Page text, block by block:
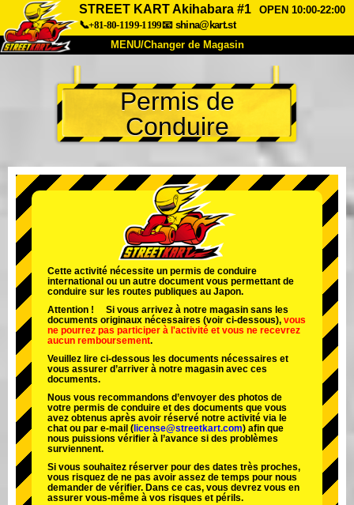
STREET KART Akihabara #1
OPEN 10:00-22:00
📞+81-80-1199-1199📧 shina@kart.st
MENU/Changer de Magasin
À Propos Caractéristiques Tarifs
Accès Avis FAQ
Changer de Magasin
Tokyo Akihabara#1
Tokyo Akihabara#2
Tokyo Shibuya Annexe Baie de Tokyo
Tokyo Asakusa
Okinawa
Permis de
Conduire
Cette activité nécessite un permis de conduire
international ou un autre document vous permettant de
conduire sur les routes publiques au Japon.
Attention ! Si vous arrivez à notre magasin sans les
documents originaux nécessaires (voir ci-dessous), vous
ne pourrez pas participer à l'activité et vous ne recevrez
aucun remboursement.
Veuillez lire ci-dessous les documents nécessaires et
vous assurer d’arriver à notre magasin avec ces
documents.
Nous vous recommandons d’envoyer des photos de
votre permis de conduire et des documents que vous
avez obtenus après avoir réservé notre activité via le
chat ou par e-mail ( license@streetkart.com) afin que
nous puissions vérifier à l’avance si des problèmes
surviennent.
Si vous souhaitez réserver pour des dates très proches,
vous risquez de ne pas avoir assez de temps pour nous
demander de vérifier. Dans ce cas, vous devrez vous en
assurer vous-même à vos risques et périls.